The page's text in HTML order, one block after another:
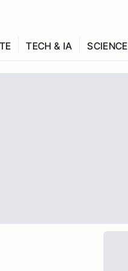
TECH & IA SCIENCE